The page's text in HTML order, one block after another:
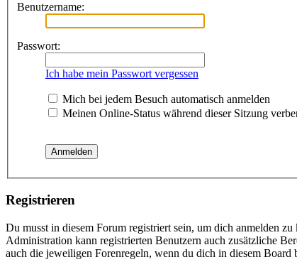
Benutzername:
Passwort:
Ich habe mein Passwort vergessen
Mich bei jedem Besuch automatisch anmelden
Meinen Online-Status während dieser Sitzung
Registrieren
Du musst in diesem Forum registriert sein, um dich anmelden
Administration kann registrierten Benutzern auch zusätzliche
auch die jeweiligen Forenregeln, wenn du dich in diesem Board